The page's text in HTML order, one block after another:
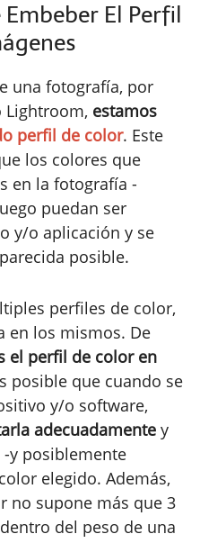
El Perfil
una fotografía, por
Lightroom, estamos
perfil de color. Este
los colores que
en la fotografía -
puedan ser
y/o aplicación y se
posible.
perfiles de color,
en los mismos. De
el perfil de color en
posible que cuando se
y/o software,
adecuadamente y
y posiblemente
elegido. Además,
no supone más que 3
del peso de una